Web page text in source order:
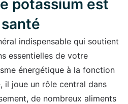
potassium est
indispensable qui soutient
essentielles de votre
énergétique à la fonction
il joue un rôle central dans
de nombreux aliments